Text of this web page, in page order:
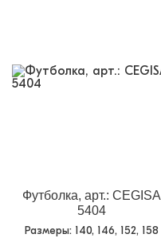
Футболка, арт.: CEGISA
5404
Размеры: 140, 146, 152, 158